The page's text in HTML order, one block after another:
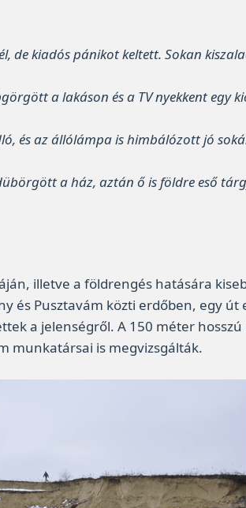
de kiadós pánikot keltett. Sokan
a lakáson és a TV nyekkent egy
és az állólámpa is himbálózott jó
a ház, aztán ő is földre eső
illetve a földrengés hatására
Pusztavám közti erdőben, egy
a jelenségről. A 150 méter
munkatársai is megvizsgálták.